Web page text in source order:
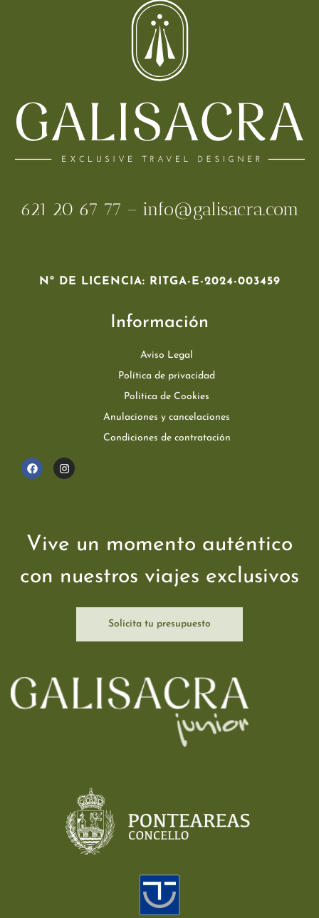
621 20 67 77 – info@galisacra.com
Nº DE LICENCIA: RITGA-E-2024-003459
Información
Aviso Legal
Política de privacidad
Política de Cookies
Anulaciones y cancelaciones
Condiciones de contratación
Vive un momento auténtico
con nuestros viajes exclusivos
Solicita tu presupuesto